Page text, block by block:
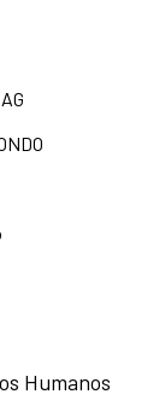
Humanos